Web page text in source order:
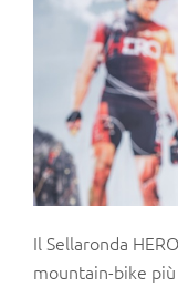
Il Sellaronda
mountain-bike